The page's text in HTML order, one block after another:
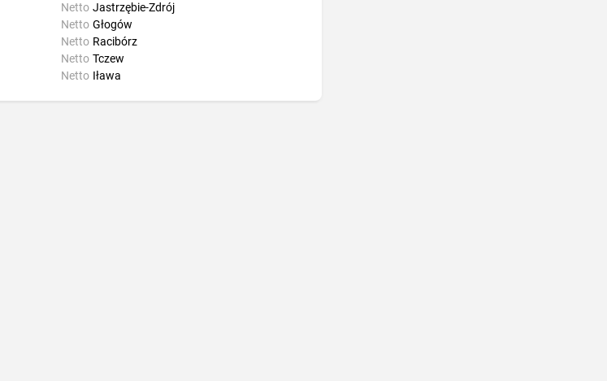
Netto Jastrzębie-Zdrój
Netto Głogów
Netto Racibórz
Netto Tczew
Netto Iława